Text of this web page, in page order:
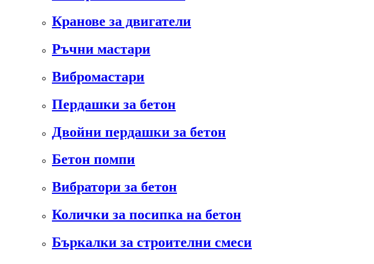
Кранове за двигатели
Ръчни мастари
Вибромастари
Пердашки за бетон
Двойни пердашки за бетон
Бетон помпи
Вибратори за бетон
Колички за посипка на бетон
Бъркалки за строителни смеси